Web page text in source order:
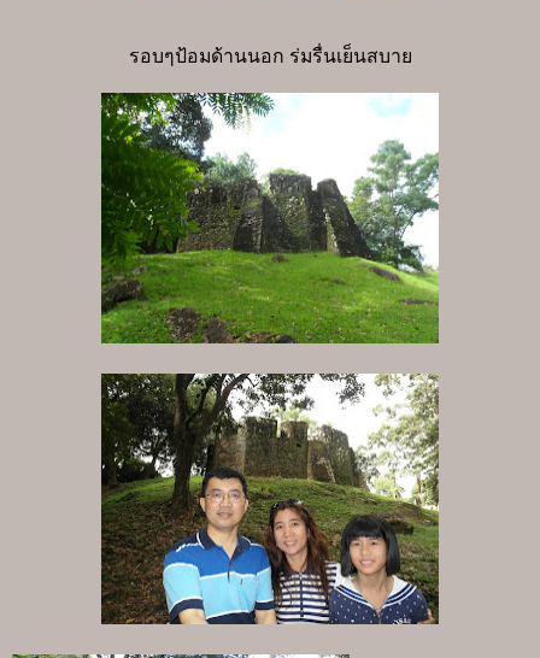
รอบๆป้อมด้านนอก ร่มรื่นเย็นสบาย